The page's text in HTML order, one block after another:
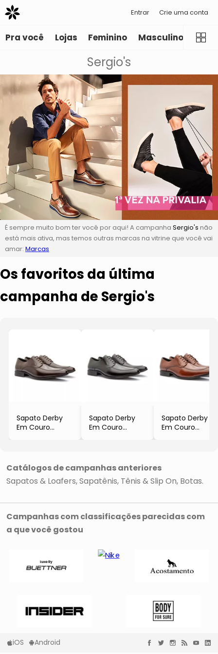
Entrar Crie uma conta
Pra você Lojas Feminino Masculino
Sergio's
É sempre muito bom ter você por aqui! A campanha Sergio's não
está mais ativa, mas temos outras marcas na vitrine que você vai
amar: Marcas
Os favoritos da última
campanha de Sergio's
Sapato Derby
Em Couro
Sapato Derby
Em Couro
Sapato Derby
Em Couro
Catálogos de campanhas anteriores
Sapatos & Loafers Sapatênis, Tênis & Slip On Botas
Campanhas com classificações parecidas com
a que você gostou
iOS Android